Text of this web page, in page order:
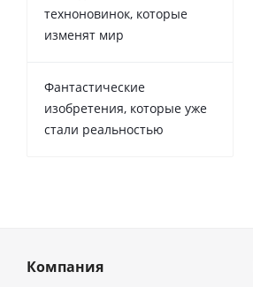
техноновинок, которые
изменят мир
Фантастические
изобретения, которые уже
стали реальностью
Компания